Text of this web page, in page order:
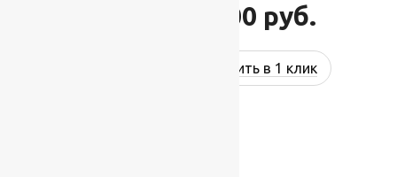
77 000 руб.
Купить в 1 клик